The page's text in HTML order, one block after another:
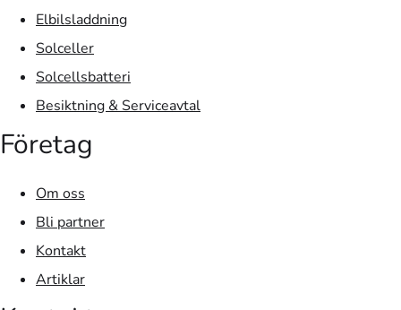
Elbilsladdning
Solceller
Solcellsbatteri
Besiktning & Serviceavtal
Företag
Om oss
Bli partner
Kontakt
Artiklar